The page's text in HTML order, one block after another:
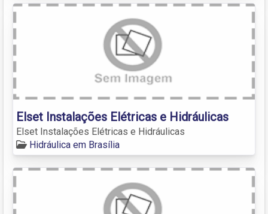
Elset Instalações Elétricas e Hidráulicas
Elset Instalações Elétricas e Hidráulicas
Hidráulica em Brasília